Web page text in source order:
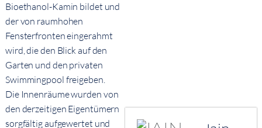
Bioethanol-Kamin bildet und
der von raumhohen
Fensterfronten eingerahmt
wird, die den Blick auf den
Garten und den privaten
Swimmingpool freigeben.
Die Innenräume wurden von
den derzeitigen Eigentümern
sorgfältig aufgewertet und